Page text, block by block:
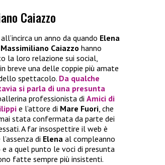
Caiazzo
un anno da quando Elena
Massimiliano Caiazzo hanno
la loro relazione sui social,
breve una delle coppie più amate
spettacolo. Da qualche
si parla di una presunta
professionista di Amici di
e l’attore di Mare Fuori, che
stata confermata da parte dei
A far insospettire il web è
di Elena al compleanno
e a quel punto le voci di presunta
fatte sempre più insistenti.